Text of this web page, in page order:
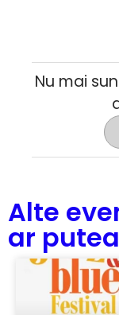
Nu mai
Alte
ar